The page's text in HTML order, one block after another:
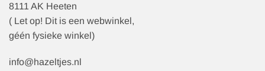
8111 AK Heeten
( Let op! Dit is een webwinkel,
géén fysieke winkel)
info@hazeltjes.nl